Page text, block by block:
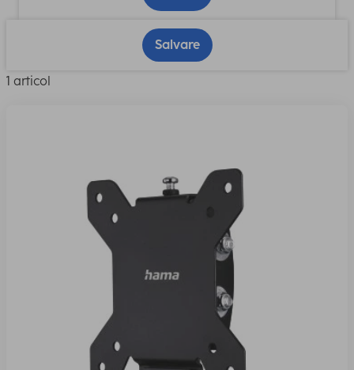
Salvare
1 articol